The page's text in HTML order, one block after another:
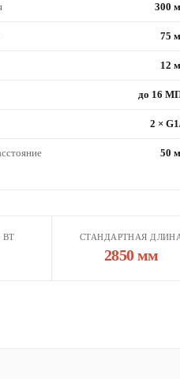
300
75
12
до 16
2 ×
50
ВТ СТАНДАРТНАЯ
2850 мм